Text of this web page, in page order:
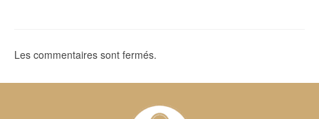
Les commentaires sont fermés.